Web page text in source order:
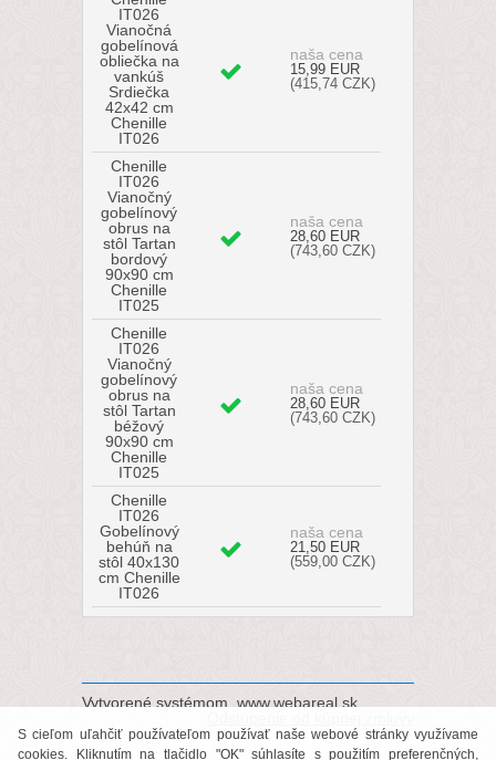
S cieľom uľahčiť používateľom používať naše webové stránky využívame
cookies. Kliknutím na tlačidlo "OK" súhlasíte s použitím preferenčných,
IT026
Vianočná
gobelínová
obliečka na
vankúš
Srdiečka
42x42 cm
Chenille
IT026
naša cena
15,99 EUR
(415,74 CZK)
Chenille
IT026
Vianočný
gobelínový
obrus na
stôl Tartan
bordový
90x90 cm
Chenille
IT025
naša cena
28,60 EUR
(743,60 CZK)
Chenille
IT026
Vianočný
gobelínový
obrus na
stôl Tartan
béžový
90x90 cm
Chenille
IT025
naša cena
28,60 EUR
(743,60 CZK)
Chenille
IT026
Gobelínový
behúň na
stôl 40x130
cm Chenille
IT026
naša cena
21,50 EUR
(559,00 CZK)
Vytvorené systémom www.webareal.sk